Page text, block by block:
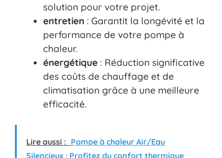
solution pour votre projet.
entretien : Garantit la longévité et la
performance de votre pompe à
chaleur.
énergétique : Réduction significative
des coûts de chauffage et de
climatisation grâce à une meilleure
efficacité.
Lire aussi : Pompe à chaleur Air/Eau
Silencieux : Profitez du confort thermique